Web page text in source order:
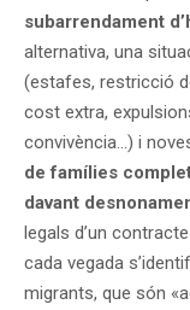
subarrendament
alternativa, una
(estafes, restricció
cost extra,
convivència…) i
de famílies
davant
legals d’un
cada vegada
migrants, que són